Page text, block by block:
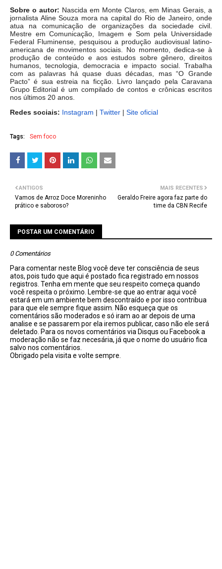
Sobre o autor: Nascida em Monte Claros, em Minas Gerais, a
jornalista Aline Souza mora na capital do Rio de Janeiro, onde
atua na comunicação de organizações da sociedade civil.
Mestre em Comunicação, Imagem e Som pela Universidade
Federal Fluminense, pesquisou a produção audiovisual latino-
americana de movimentos sociais. No momento, dedica-se à
produção de conteúdo e aos estudos sobre gênero, direitos
humanos, tecnologia, democracia e impacto social. Trabalha
com as palavras há quase duas décadas, mas “O Grande
Pacto” é sua estreia na ficção. Livro lançado pela Caravana
Grupo Editorial é um compilado de contos e crônicas escritos
nos últimos 20 anos.
Redes sociais: Instagram | Twitter | Site oficial
Tags: Sem foco
MAIS RECENTES
Geraldo Freire agora faz parte do
time da CBN Recife
ANTIGOS
Vamos de Arroz Doce Moreninho
prático e saboroso?
POSTAR UM COMENTÁRIO
0 Comentários
Para comentar neste Blog você deve ter consciência de seus
atos, pois tudo que aqui é postado fica registrado em nossos
registros. Tenha em mente que seu respeito começa quando
você respeita o próximo. Lembre-se que ao entrar aqui você
estará em um ambiente bem descontraído e por isso contribua
para que ele sempre fique assim. Não esqueça que os
comentários são moderados e só iram ao ar depois de uma
analise e se passarem por ela iremos publicar, caso não ele será
deletado. Para os novos comentários via Disqus ou Facebook a
moderação não se faz necesária, já que o nome do usuário fica
salvo nos comentários.
Obrigado pela visita e volte sempre.